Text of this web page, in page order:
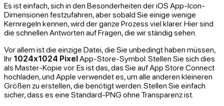
Es ist einfach, sich in den Besonderheiten der iOS App-Icon-
Dimensionen festzufahren, aber sobald Sie einige wenige
Kernregeln kennen, wird der ganze Prozess viel klarer. Hier sind
die schnellen Antworten auf Fragen, die wir ständig sehen.
Vor allem ist die einzige Datei, die Sie unbedingt haben müssen,
Ihr 1024x1024 PixelApp-Store-Symbol. Stellen Sie sich dies
als Master-Kopie vor. Es ist das, das Sie auf App Store Connect
hochladen, und Apple verwendet es, um alle anderen kleineren
Größen zu erstellen, die benötigt werden. Stellen Sie einfach
sicher, dass es eine Standard-PNG ohne Transparenz ist.